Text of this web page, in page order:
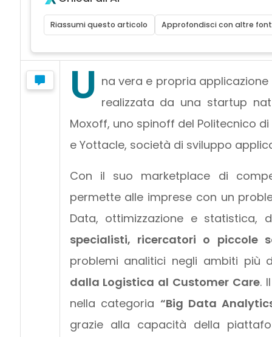
Riassumi questo articolo Approfondisci con altre
U na vera e propria
realizzata da una startup
Moxoff, uno spinoff del Politecnico
e Yottacle, società di sviluppo
Con il suo marketplace di
permette alle imprese con un
Data, ottimizzazione e statistica,
specialisti, ricercatori o piccole
problemi analitici negli ambiti più
dalla Logistica al Customer Care.
nella categoria “Big Data
grazie alla capacità della